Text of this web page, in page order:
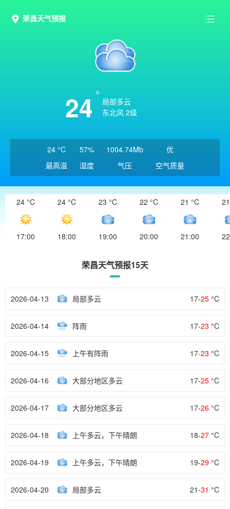
荣昌天气预报
24
局部多云
东北风 2级
24 °C
最高温
57%
湿度
1004.74Mb
气压
优
空气质量
24 °C
17:00
24 °C
18:00
23 °C
19:00
22 °C
20:00
21 °C
21:00
荣昌天气预报15天
2026-04-13 局部多云 17-25 °C
2026-04-14 阵雨 17-23 °C
2026-04-15 上午有阵雨 17-23 °C
2026-04-16 大部分地区多云 17-25 °C
2026-04-17 大部分地区多云 17-26 °C
2026-04-18 上午多云，下午晴朗 18-27 °C
2026-04-19 上午多云，下午晴朗 19-29 °C
2026-04-20 局部多云 21-31 °C